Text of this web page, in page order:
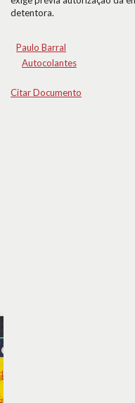
detentora.
Paulo Barral
Autocolantes
Citar Documento